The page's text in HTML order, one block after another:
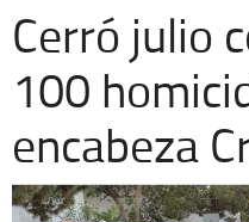
Cronos
Economía
Espectáculos
Cerró julio
100
encabeza